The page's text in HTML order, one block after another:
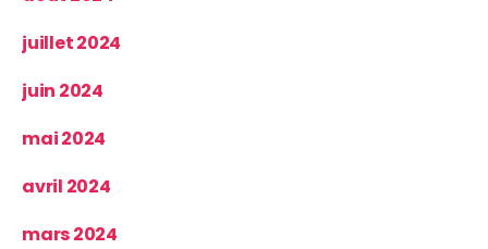
juillet 2024
juin 2024
mai 2024
avril 2024
mars 2024